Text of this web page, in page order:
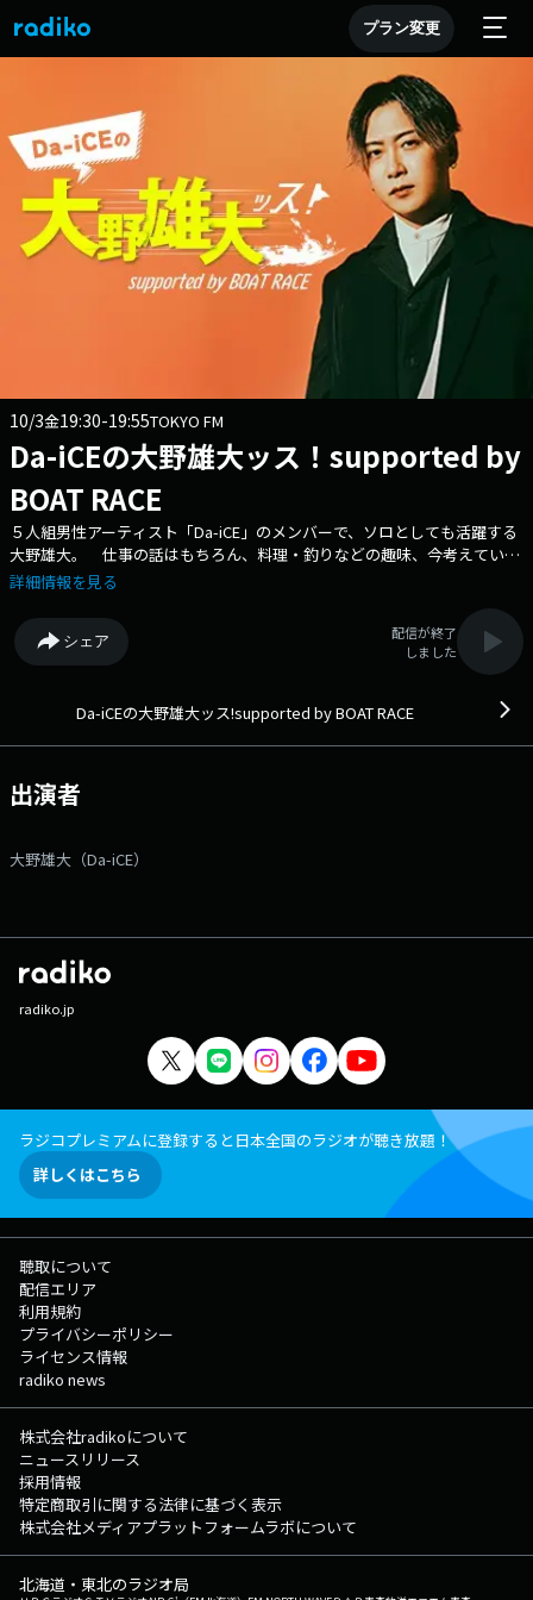
プラン変更
10/3金19:30-19:55TOKYO FM
Da-iCEの大野雄大ッス！supported by
BOAT RACE
５人組男性アーティスト「Da-iCE」のメンバーで、ソロとしても活躍する
大野雄大。 仕事の話はもちろん、料理・釣りなどの趣味、今考えている
あんなことやこんなこと、時にはゲストを迎えながら、大野雄大ワールド
を知ることができる25分間です。 番組Webサイト：
https://www.tfm.co.jp/six/ メッセージフォーム：
https://www.tfm.co.jp/f/six/message Xハッシュタグは「#ダイッ
詳細情報を見る
シェア
配信が終了
しました
Da-iCEの大野雄大ッス!supported by BOAT RACE
出演者
大野雄大（Da-iCE）
radiko.jp
ラジコプレミアムに登録すると日本全国のラジオが聴き放題！
詳しくはこちら
聴取について
配信エリア
利用規約
プライバシーポリシー
ライセンス情報
radiko news
株式会社radikoについて
ニュースリリース
採用情報
特定商取引に関する法律に基づく表示
株式会社メディアプラットフォームラボについて
北海道・東北のラジオ局